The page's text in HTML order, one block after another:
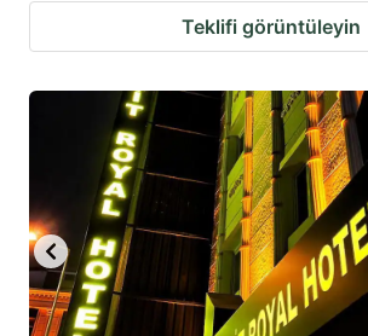
Teklifi görüntüleyin